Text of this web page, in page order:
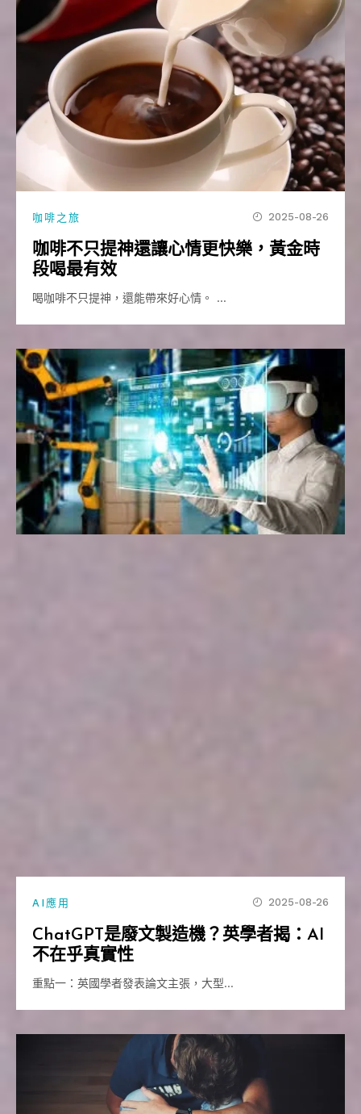
咖啡之旅 2025-08-26
咖啡不只提神還讓心情更快樂，黃金時
段喝最有效
喝咖啡不只提神，還能帶來好心情。 …
AI應用 2025-08-26
ChatGPT是廢文製造機？英學者揭：AI
不在乎真實性
重點一：英國學者發表論文主張，大型…